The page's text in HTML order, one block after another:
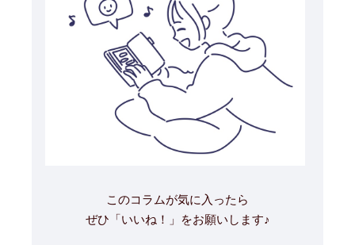
このコラムが気に入ったら
ぜひ「いいね！」をお願いします♪